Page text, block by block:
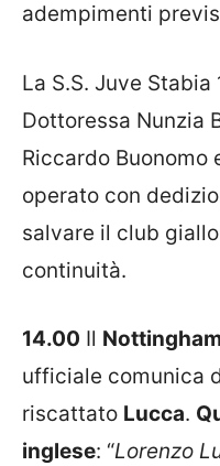
adempimenti
La S.S. Juve
Dottoressa Nunzia
Riccardo Buonomo
operato con
salvare il club
continuità.
14.00 Il
ufficiale comunica
riscattato Lucca.
inglese: “Lorenzo